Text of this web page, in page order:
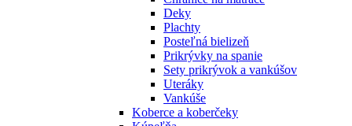
Deky
Plachty
Posteľná bielizeň
Prikrývky na spanie
Sety prikrývok a vankúšov
Uteráky
Vankúše
Koberce a koberčeky